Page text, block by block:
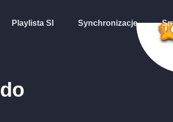
Playlista SI Synchronizacje
do